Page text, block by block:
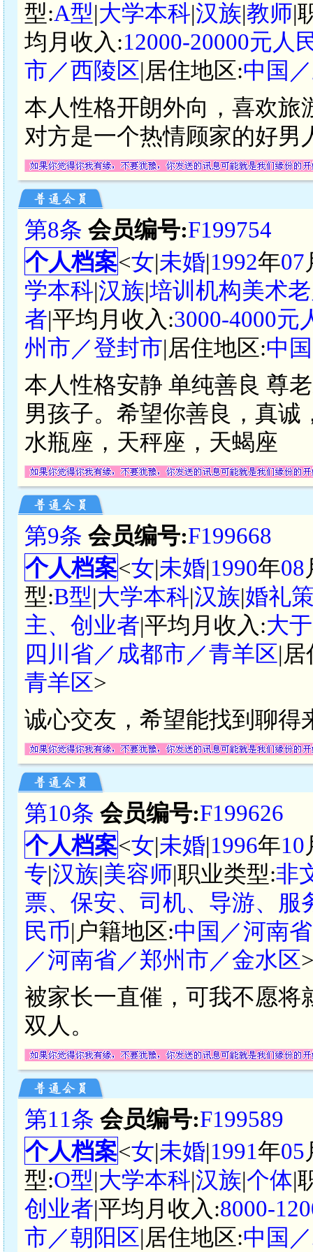
型:A型|大学本科|汉族|教师|
均月收入:12000-20000元人
市／西陵区|居住地区:中国
本人性格开朗外向，喜欢旅
对方是一个热情顾家的好男
第8条 会员编号:F199754
个人档案<女|未婚|1992年07
学本科|汉族|培训机构美术
者|平均月收入:3000-4000元
州市／登封市|居住地区:中
本人性格安静 单纯善良 尊
男孩子。希望你善良，真
水瓶座，天秤座，天蝎座
第9条 会员编号:F199668
个人档案<女|未婚|1990年08
型:B型|大学本科|汉族|婚礼
主、创业者|平均月收入:大
四川省／成都市／青羊区|居
青羊区>
诚心交友，希望能找到聊得
第10条 会员编号:F199626
个人档案<女|未婚|1996年10
专|汉族|美容师|职业类型:非
票、保安、司机、导游、服
民币|户籍地区:中国／河南
／河南省／郑州市／金水区
被家长一直催，可我不愿将
双人。
第11条 会员编号:F199589
个人档案<女|未婚|1991年05
型:O型|大学本科|汉族|个体|
创业者|平均月收入:8000-
市／朝阳区|居住地区:中国